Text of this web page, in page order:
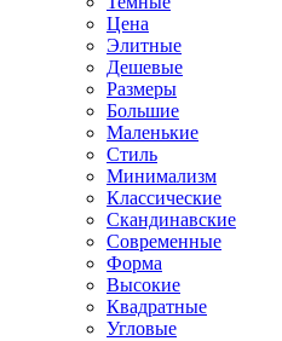
Цена
Элитные
Дешевые
Размеры
Большие
Маленькие
Стиль
Минимализм
Классические
Скандинавские
Современные
Форма
Высокие
Квадратные
Угловые